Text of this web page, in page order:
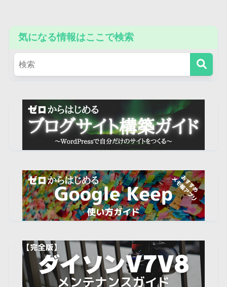
気になる情報はここで検索